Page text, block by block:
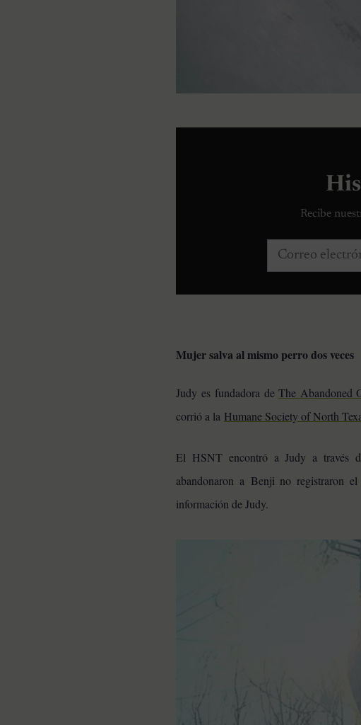
Recibe
Correo
Mujer salva al mismo perro dos veces
Judy es fundadora deThe Abandoned
corrió a la Humane Society of North
El HSNT encontró a Judy a través
abandonaron a Benji no registraron
información de Judy.